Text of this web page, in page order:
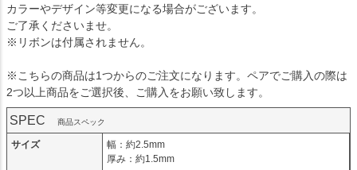
カラーやデザイン等変更になる場合がございます。
ご了承くださいませ。
※リボンは付属されません。
※こちらの商品は1つからのご注文になります。ペアでご購入の際は
2つ以上商品をご選択後、ご購入をお願い致します。
SPEC 商品スペック
サイズ
幅：約2.5mm
厚み：約1.5mm